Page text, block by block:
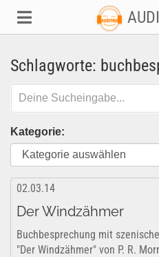
Schlagworte:
Kategorie:
02.03.14
Der Windzähmer
Buchbesprechung mit
"Der Windzähmer" von P. R.